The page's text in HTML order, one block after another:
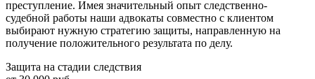
преступление. Имея значительный опыт следственно-
судебной работы наши адвокаты совместно с клиентом
выбирают нужную стратегию защиты, направленную на
получение положительного результата по делу.
Защита на стадии следствия